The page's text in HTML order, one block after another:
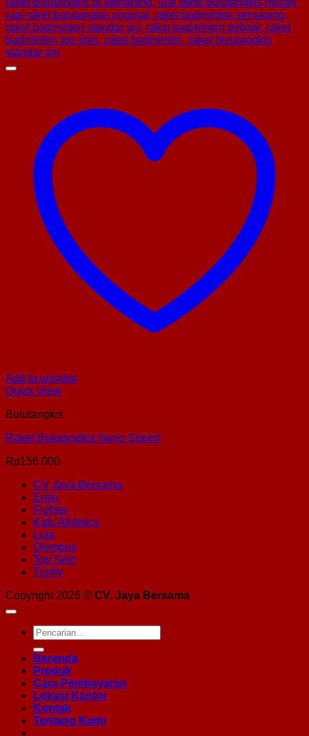
Add to wishlist
Quick View
Bulutangkis
Raket Bulutangkis Nano Speed
Rp156.000
CV Jaya Bersama
Enlio
Fighter
Kids Athletics
Liga
Olympus
Top Spin
Trinity
Copyright 2026 © CV. Jaya Bersama
Pencarian
untuk:
Beranda
Produk
Cara Pembayaran
Lokasi Kantor
Kontak
Tentang Kami